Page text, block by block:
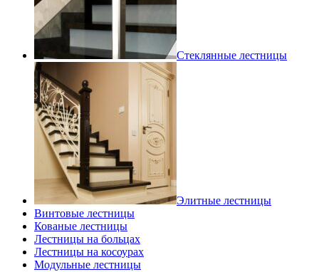
Стеклянные лестницы
Элитные лестницы
Винтовые лестницы
Кованые лестницы
Лестницы на больцах
Лестницы на косоурах
Модульные лестницы